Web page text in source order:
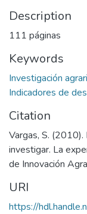
Description
111 páginas
Keywords
Investigación
Indicadores de
Citation
Vargas, S. (2010).
investigar. La
de Innovación
URI
https://